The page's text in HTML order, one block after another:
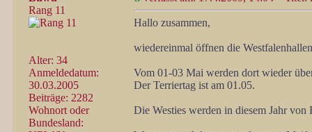
Rang 11
Alter: 34
Anmeldedatum:
30.03.2005
Beiträge: 2282
Wohnort oder
Bundesland:
Hallo zusammen,
wiedereinmal öffnen die
Vom 01-03 Mai werden dort wieder
Der Terriertag ist am 01.05.
Die Westies werden in diesem Jahr von